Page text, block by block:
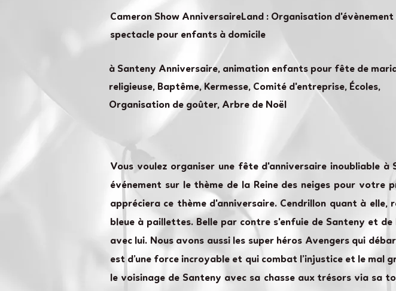
Cameron Show AnniversaireLand : Organisation
spectacle pour enfants à domicile
à Santeny Anniversaire, animation enfants pour fête de
religieuse, Baptême, Kermesse, Comité d'entreprise, Écoles,
Organisation de goûter, Arbre de Noël
Vous voulez organiser une fête d'anniversaire inoubliable à
événement sur le thème de la Reine des neiges pour votre
appréciera ce thème d'anniversaire. Cendrillon quant à elle,
bleue à paillettes. Belle par contre s'enfuie de Santeny et
avec lui. Nous avons aussi les super héros Avengers qui
est d’une force incroyable et qui combat l’injustice et le mal
le voisinage de Santeny avec sa chasse aux trésors via sa